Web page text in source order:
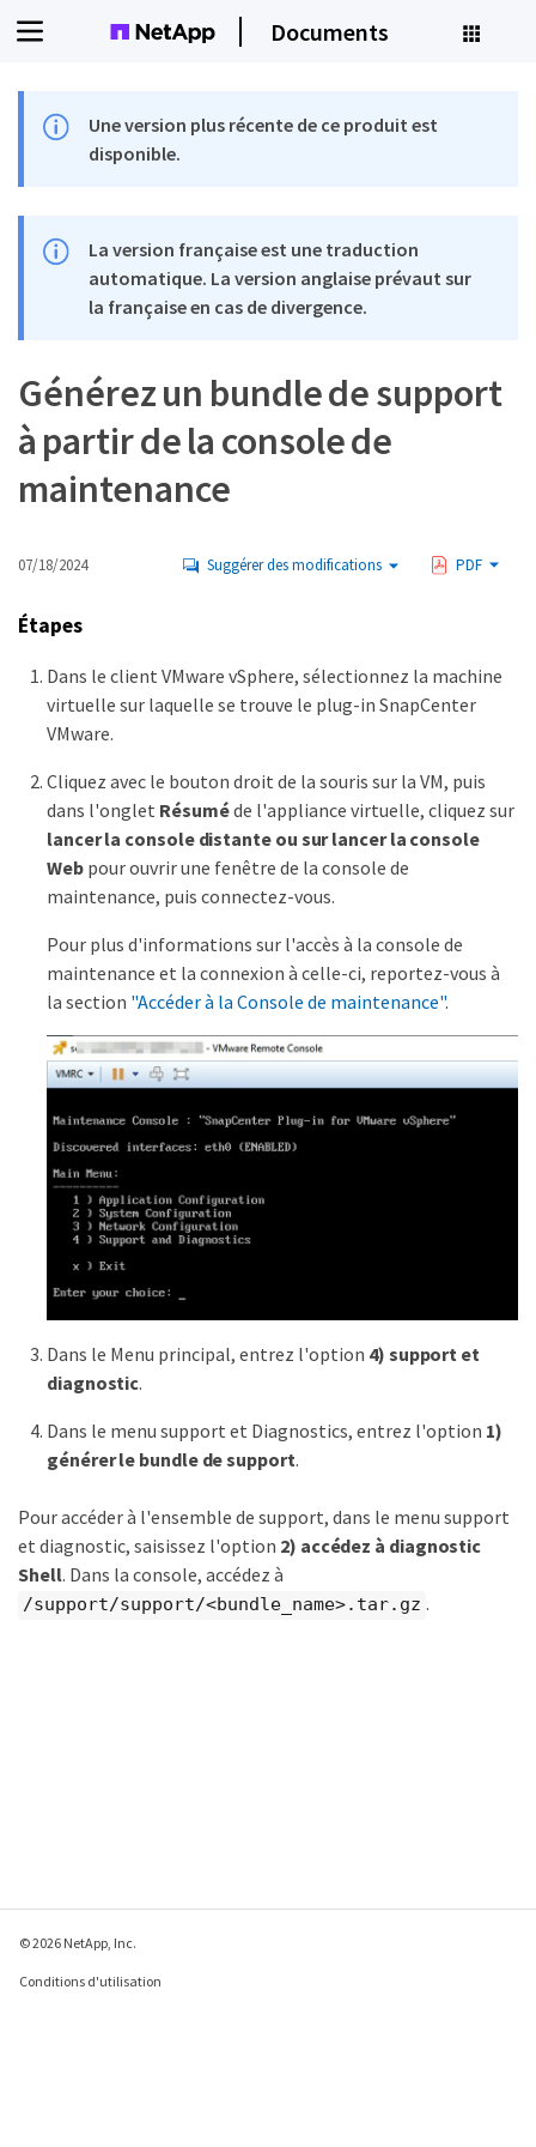
Documents
Une version plus récente de ce produit est
disponible.
La version française est une traduction
automatique. La version anglaise prévaut sur
la française en cas de divergence.
Générez un bundle de support
à partir de la console de
maintenance
07/18/2024 Suggérer des modifications PDF
Étapes
Dans le client VMware vSphere, sélectionnez la machine
virtuelle sur laquelle se trouve le plug-in SnapCenter
VMware.
Cliquez avec le bouton droit de la souris sur la VM, puis
dans l'onglet Résuméde l'appliance virtuelle, cliquez sur
lancer la console distante ou sur lancer la console
Webpour ouvrir une fenêtre de la console de
maintenance, puis connectez-vous.
Pour plus d'informations sur l'accès à la console de
maintenance et la connexion à celle-ci, reportez-vous à
la section "Accéder à la Console de maintenance".
Dans le Menu principal, entrez l'option 4) support et
diagnostic.
Dans le menu support et Diagnostics, entrez l'option 1)
générer le bundle de support.
Pour accéder à l'ensemble de support, dans le menu support
et diagnostic, saisissez l'option 2) accédez à diagnostic
Shell. Dans la console, accédez à
/support/support/<bundle_name>.tar.gz .
© 2026 NetApp, Inc.
Conditions d'utilisation